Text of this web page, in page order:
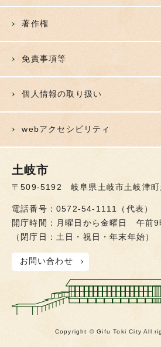
著作権
免責事項等
個人情報の取り扱い
webアクセシビリティ
土岐市
〒509-5192 岐阜県土岐市土岐津町
電話番号：0572-54-1111（代表）
開庁時間：月曜日から金曜日 午前9
（閉庁日：土日・祝日・年末年始）
お問い合わせ
Copyright © Gifu Toki City All